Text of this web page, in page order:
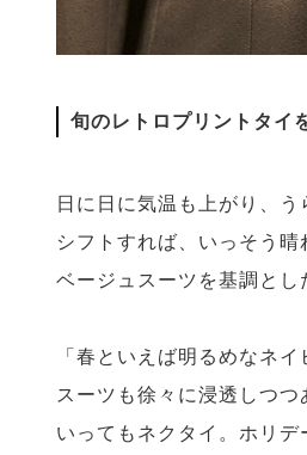
旬のレトロプリントタイ
日に日に気温も上がり、
シフトすれば、いっそう
ベージュスーツを基調とし
「春といえば明るめなネ
スーツも徐々に浸透しつ
いってもネクタイ。ホリ